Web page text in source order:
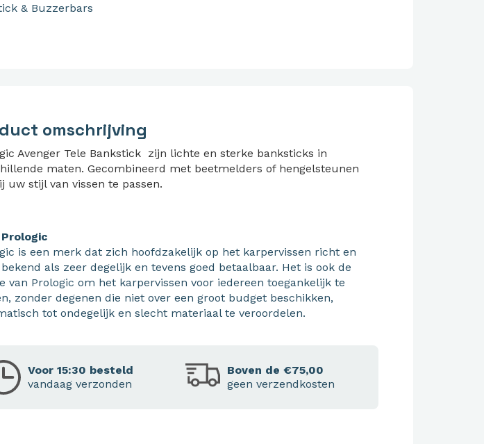
& Buzzerbars
omschrijving
Avenger Tele Bankstick zijn lichte en sterke banksticks in
maten.Gecombineerd met beetmelders of hengelsteunen
uw stijl van vissen te passen.
is een merk dat zich hoofdzakelijk op het karpervissen richt en
als zeer degelijk en tevens goed betaalbaar. Het is ook de
van Prologic om het karpervissen voor iedereen toegankelijk te
zonder degenen die niet over een groot budget beschikken,
tot ondegelijk en slecht materiaal te veroordelen.
Voor 15:30 besteld
vandaag verzonden
Boven de €75,00
geen verzendkosten